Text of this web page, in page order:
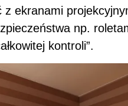
z ekranami
np.
kontroli”.